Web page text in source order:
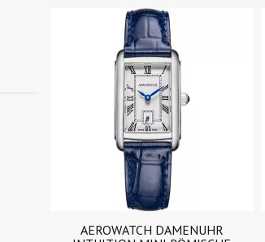
AEROWATCH DAMENUHR